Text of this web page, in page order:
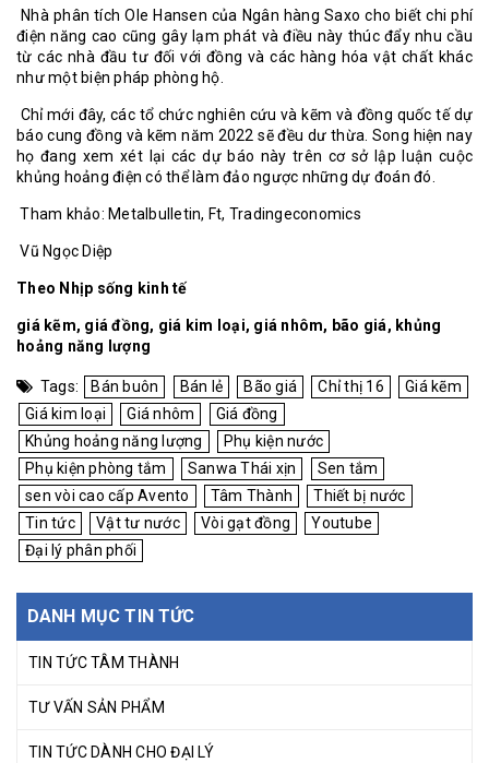
Nhà phân tích Ole Hansen của Ngân hàng Saxo cho biết chi phí
điện năng cao cũng gây lạm phát và điều này thúc đẩy nhu cầu
từ các nhà đầu tư đối với đồng và các hàng hóa vật chất khác
như một biện pháp phòng hộ.
Chỉ mới đây, các tổ chức nghiên cứu và kẽm và đồng quốc tế dự
báo cung đồng và kẽm năm 2022 sẽ đều dư thừa. Song hiện nay
họ đang xem xét lại các dự báo này trên cơ sở lập luận cuộc
khủng hoảng điện có thể làm đảo ngược những dự đoán đó.
Tham khảo: Metalbulletin, Ft, Tradingeconomics
Vũ Ngọc Diệp
Theo Nhịp sống kinh tế
giá kẽm, giá đồng, giá kim loại, giá nhôm, bão giá, khủng
hoảng năng lượng
Tags: Bán buôn Bán lẻ Bão giá Chỉ thị 16
Giá kẽm
Giá kim loại
Giá nhôm
Giá đồng
Khủng hoảng năng lượng
Phụ kiện nước
Phụ kiện phòng tắm
Sanwa Thái xịn
Sen tắm
sen vòi cao cấp Avento
Tâm Thành
Thiết bị nước
Tin tức
Vật tư nước Vòi gạt đồng
Youtube
Đại lý phân phối
DANH MỤC TIN TỨC
TIN TỨC TÂM THÀNH
TƯ VẤN SẢN PHẨM
TIN TỨC DÀNH CHO ĐẠI LÝ